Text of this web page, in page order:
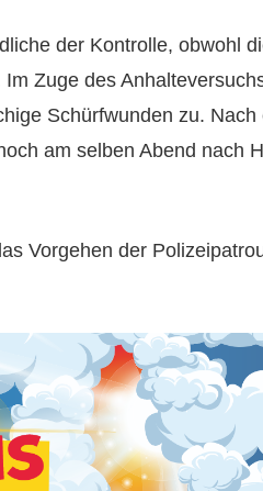
der Kontrolle, obwohl
Zuge des
Schürfwunden zu.
am selben Abend nach
Vorgehen der